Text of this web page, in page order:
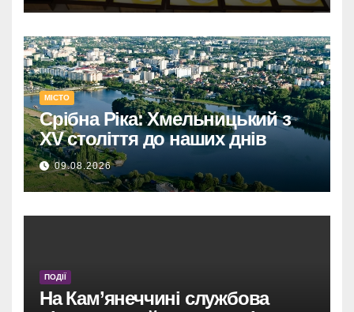
МІСТО
Срібна Ріка: Хмельницький з
XV століття до наших днів
09.08.2026
ПОДІЇ
На Кам’янеччині службова